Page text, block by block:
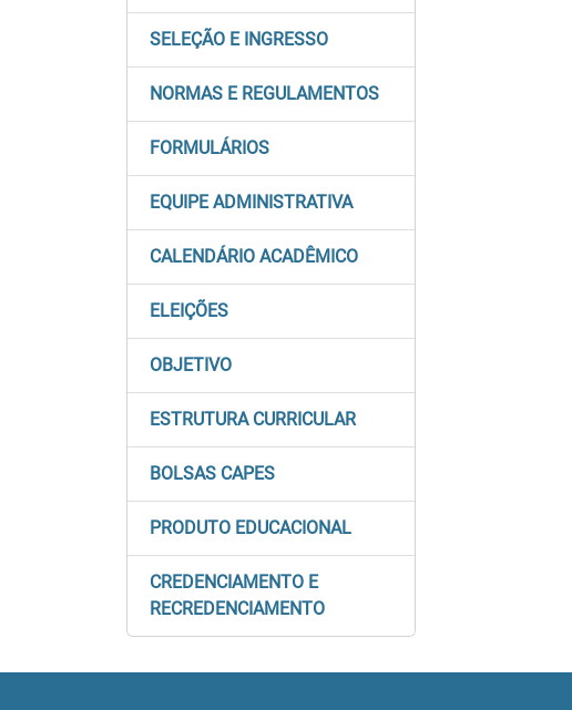
SELEÇÃO E INGRESSO
NORMAS E REGULAMENTOS
FORMULÁRIOS
EQUIPE ADMINISTRATIVA
CALENDÁRIO ACADÊMICO
ELEIÇÕES
OBJETIVO
ESTRUTURA CURRICULAR
BOLSAS CAPES
PRODUTO EDUCACIONAL
CREDENCIAMENTO E
RECREDENCIAMENTO